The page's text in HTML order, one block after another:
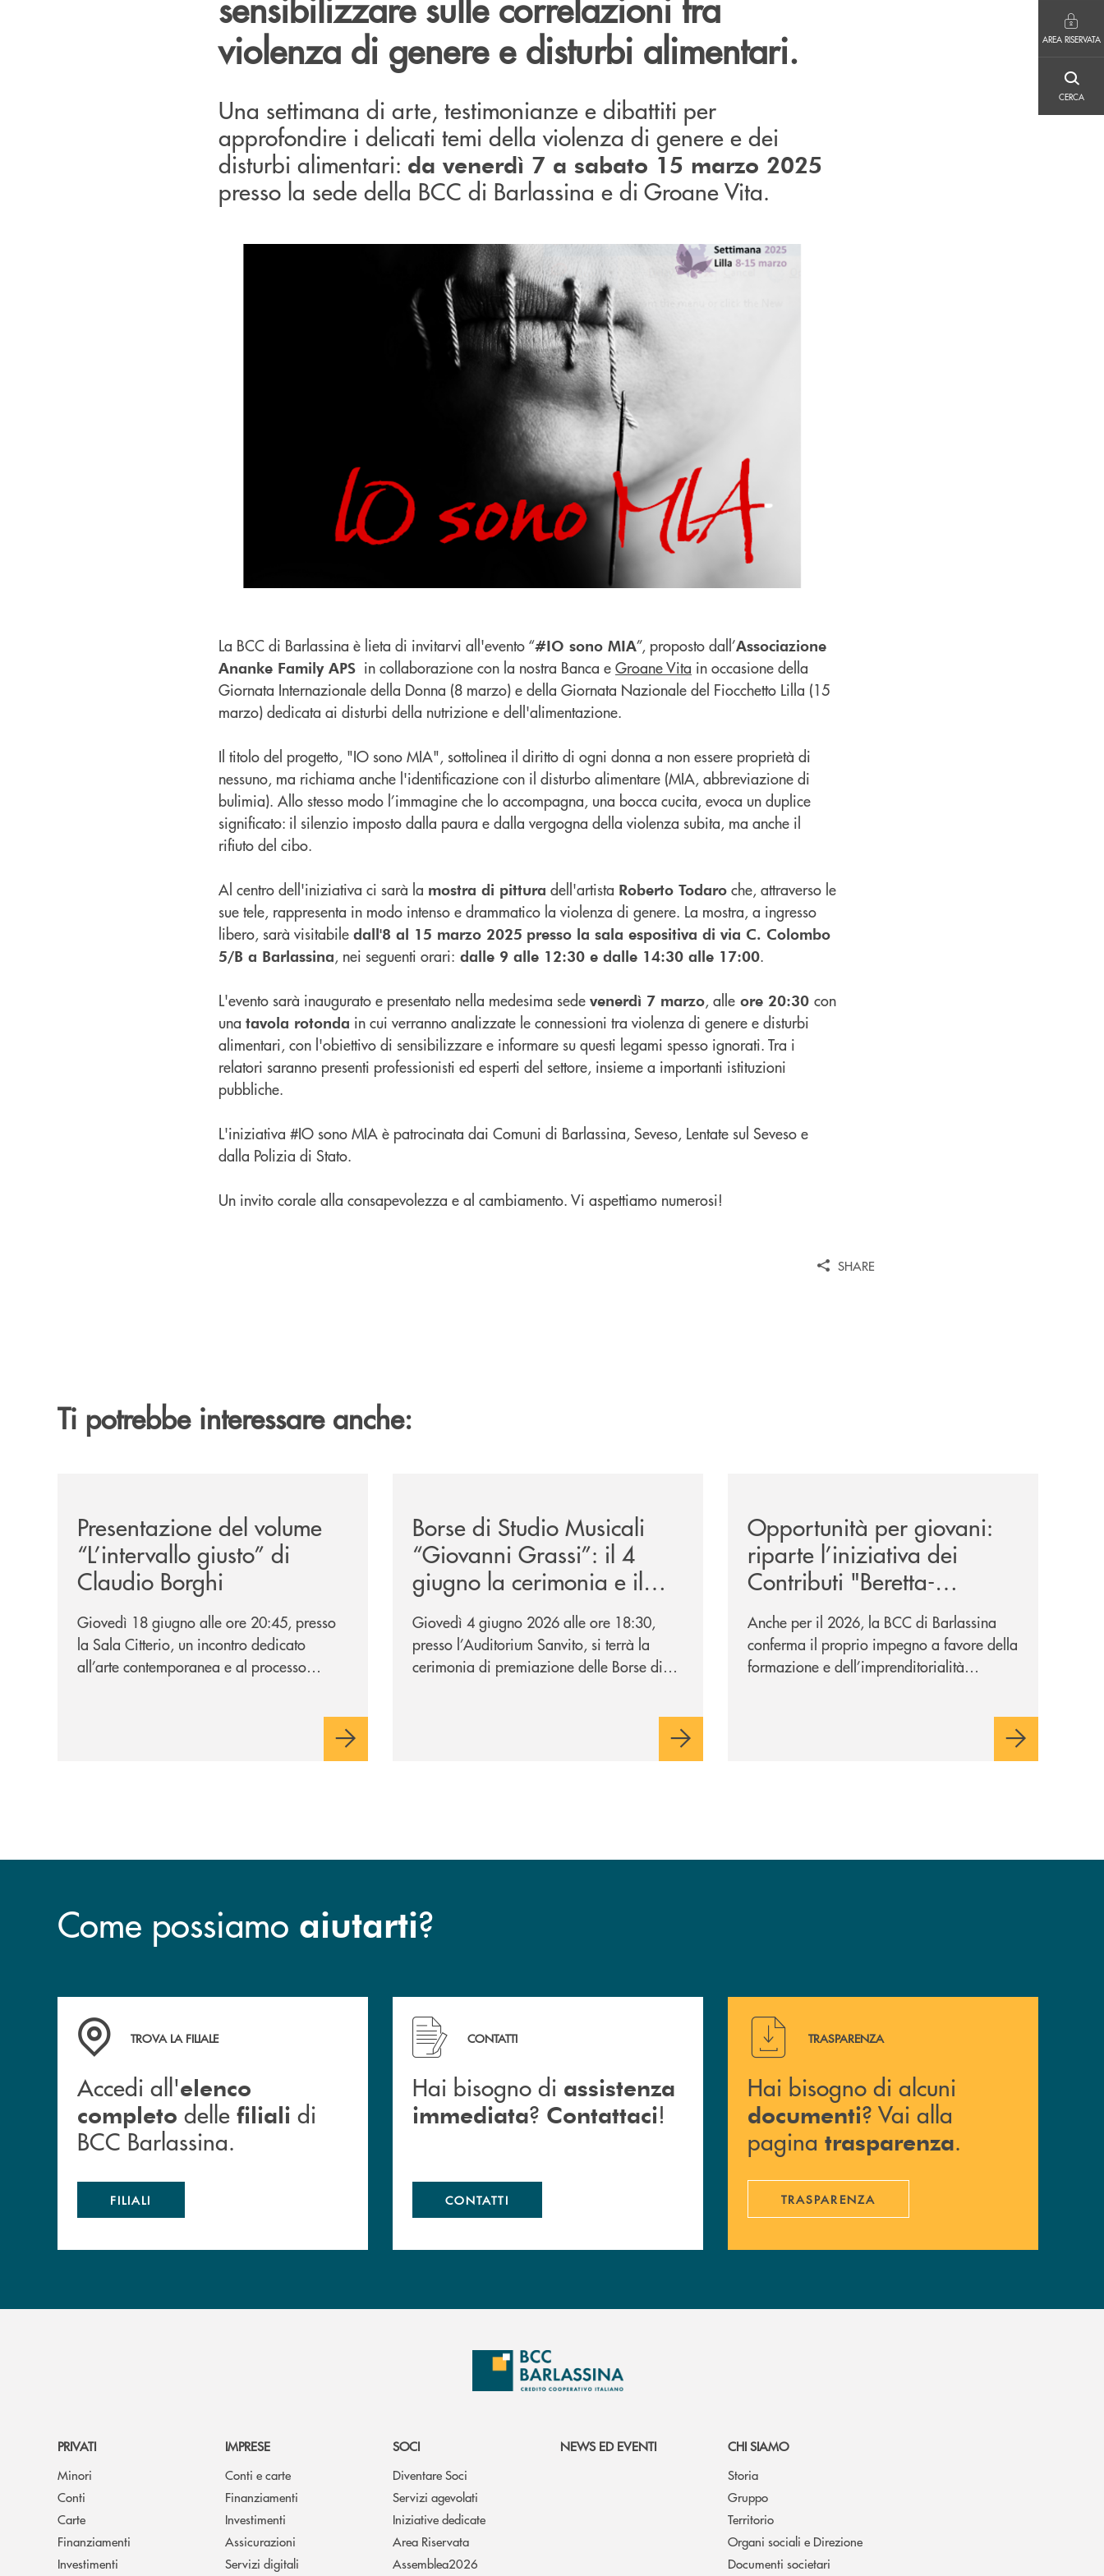
AREA RISERVATA
CERCA
violenza di genere e disturbi alimentari.
Una settimana di arte, testimonianze e dibattiti per
approfondire i delicati temi della violenza di genere e dei
disturbi alimentari: da venerdì 7 a sabato 15 marzo 2025
presso la sede della BCC di Barlassina e di Groane Vita.
La BCC di Barlassina è lieta di invitarvi all'evento “#IO sono MIA”, proposto dall’Associazione
Ananke Family APS in collaborazione con la nostra Banca e Groane Vita in occasione della
Giornata Internazionale della Donna (8 marzo) e della Giornata Nazionale del Fiocchetto Lilla (15
marzo) dedicata ai disturbi della nutrizione e dell'alimentazione.
Il titolo del progetto, "IO sono MIA", sottolinea il diritto di ogni donna a non essere proprietà di
nessuno, ma richiama anche l'identificazione con il disturbo alimentare (MIA, abbreviazione di
bulimia). Allo stesso modo l’immagine che lo accompagna, una bocca cucita, evoca un duplice
significato: il silenzio imposto dalla paura e dalla vergogna della violenza subita, ma anche il
rifiuto del cibo.
Al centro dell'iniziativa ci sarà la mostra di pittura dell'artista Roberto Todaro che, attraverso le
sue tele, rappresenta in modo intenso e drammatico la violenza di genere. La mostra, a ingresso
libero, sarà visitabile dall'8 al 15 marzo 2025 presso la sala espositiva di via C. Colombo
5/B a Barlassina, nei seguenti orari: dalle 9 alle 12:30 e dalle 14:30 alle 17:00.
L'evento sarà inaugurato e presentato nella medesima sede venerdì 7 marzo, alle ore 20:30 con
una tavola rotonda in cui verranno analizzate le connessioni tra violenza di genere e disturbi
alimentari, con l'obiettivo di sensibilizzare e informare su questi legami spesso ignorati. Tra i
relatori saranno presenti professionisti ed esperti del settore, insieme a importanti istituzioni
pubbliche.
L'iniziativa #IO sono MIA è patrocinata dai Comuni di Barlassina, Seveso, Lentate sul Seveso e
dalla Polizia di Stato.
Un invito corale alla consapevolezza e al cambiamento. Vi aspettiamo numerosi!
SHARE
Ti potrebbe interessare anche:
Presentazione del volume
“L’intervallo giusto” di
Claudio Borghi
Giovedì 18 giugno alle ore 20:45, presso
la Sala Citterio, un incontro dedicato
all’arte contemporanea e al processo
Borse di Studio Musicali
“Giovanni Grassi”: il 4
giugno la cerimonia e il
concerto di premiazione
Giovedì 4 giugno 2026 alle ore 18:30,
presso l’Auditorium Sanvito, si terrà la
cerimonia di premiazione delle Borse di
Opportunità per giovani:
riparte l’iniziativa dei
Contributi "Beretta-
Caspani"
Anche per il 2026, la BCC di Barlassina
conferma il proprio impegno a favore della
formazione e dell’imprenditorialità
Come possiamo aiutarti?
Accedi all' elenco completo delle filiali di BCC Barlassina.
TROVA LA FILIALE
Accedi all'elenco
completo delle filiali di
BCC Barlassina.
FILIALI
Hai bisogno di assistenza immediata ? Contattaci !
CONTATTI
Hai bisogno di assistenza
immediata? Contattaci!
CONTATTI
Hai bisogno di alcuni documenti ? Vai alla pagina
TRASPARENZA
Hai bisogno di alcuni
documenti? Vai alla
pagina trasparenza.
TRASPARENZA
PRIVATI
Minori
Conti
Carte
Finanziamenti
Investimenti
IMPRESE
Conti e carte
Finanziamenti
Investimenti
Assicurazioni
Servizi digitali
SOCI
Diventare Soci
Servizi agevolati
Iniziative dedicate
Area Riservata
Assemblea2026
NEWS ED EVENTI
CHI SIAMO
Storia
Gruppo
Territorio
Organi sociali e Direzione
Documenti societari